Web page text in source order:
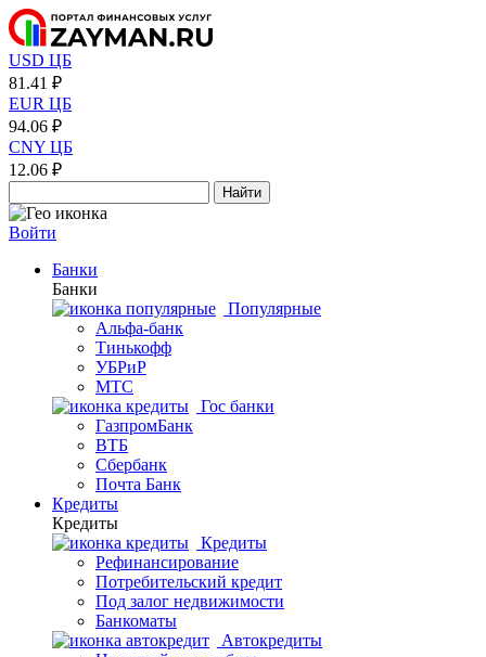
USD ЦБ
81.41 ₽
EUR ЦБ
94.06 ₽
CNY ЦБ
12.06 ₽
Найти
Войти
Банки
Банки
Популярные
Альфа-банк
Тинькофф
УБРиР
МТС
Гос банки
ГазпромБанк
ВТБ
Сбербанк
Почта Банк
Кредиты
Кредиты
Кредиты
Рефинансирование
Потребительский кредит
Под залог недвижимости
Банкоматы
Автокредиты